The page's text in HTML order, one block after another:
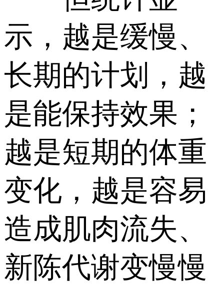
示，越是缓慢、
长期的计划，越
是能保持效果；
越是短期的体重
变化，越是容易
造成肌肉流失、
新陈代谢变慢慢